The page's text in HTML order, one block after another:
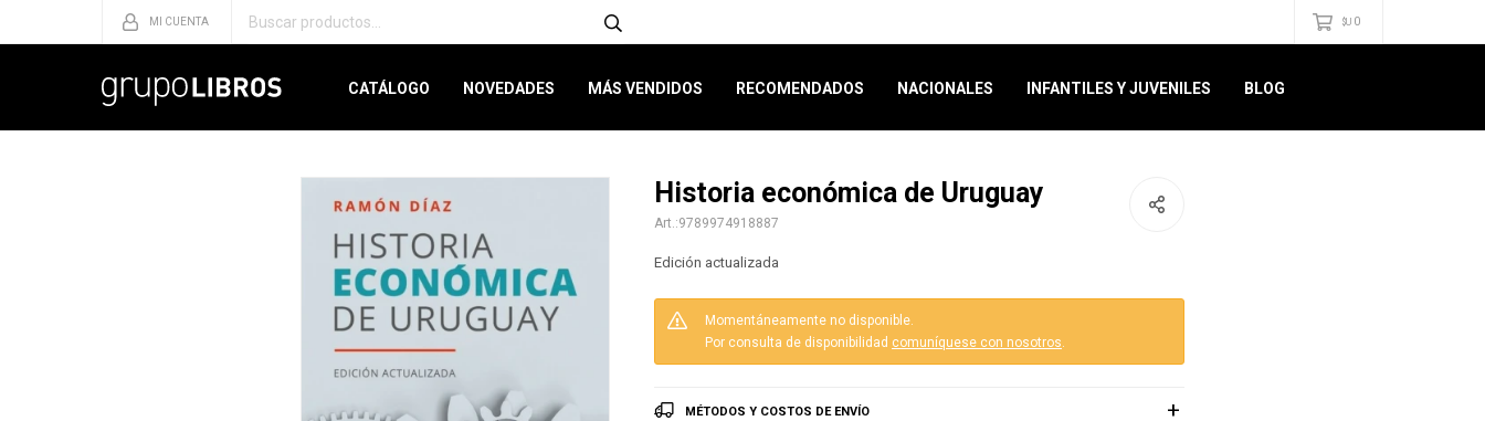
CATÁLOGO NOVEDADES MÁS VENDIDOS RECOMENDADOS NACIONALES INFANTILES Y JUVENILES BLOG
$U 0
Historia económica de Uruguay
9789974918887
Edición actualizada
Momentáneamente no disponible.
Por consulta de disponibilidad comuníquese con nosotros.
MÉTODOS Y COSTOS DE ENVÍO